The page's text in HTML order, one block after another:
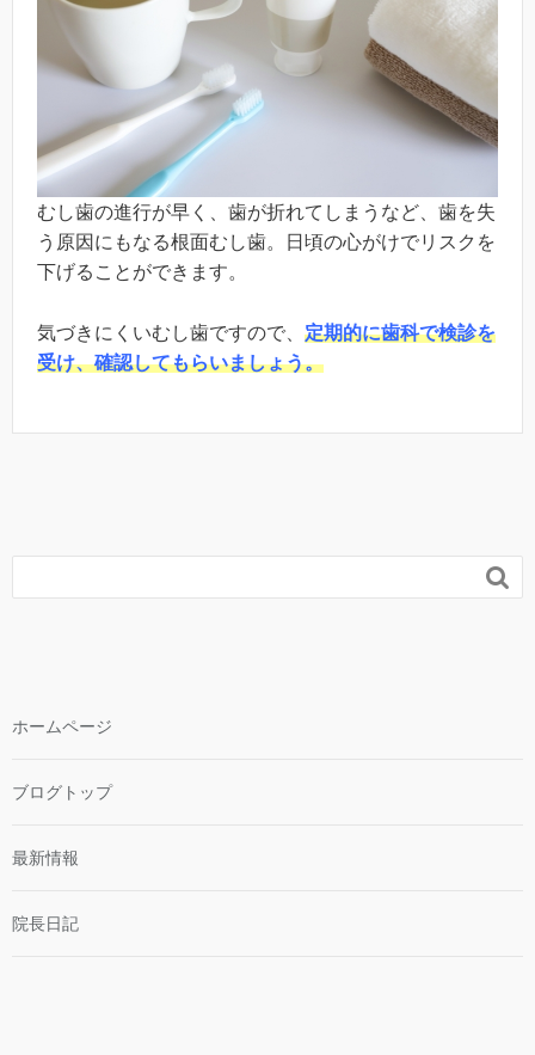
むし歯の進行が早く、歯が折れてしまうなど、歯を失
う原因にもなる根面むし歯。日頃の心がけでリスクを
下げることができます。
気づきにくいむし歯ですので、 定期的に歯科で検診を
受け、確認してもらいましょう。

ホームページ
ブログトップ
最新情報
院長日記